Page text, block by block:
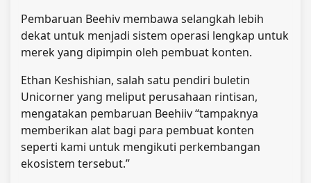
Pembaruan Beehiv membawa selangkah lebih
dekat untuk menjadi sistem operasi lengkap untuk
merek yang dipimpin oleh pembuat konten.
Ethan Keshishian, salah satu pendiri buletin
Unicorner yang meliput perusahaan rintisan,
mengatakan pembaruan Beehiiv “tampaknya
memberikan alat bagi para pembuat konten
seperti kami untuk mengikuti perkembangan
ekosistem tersebut.”